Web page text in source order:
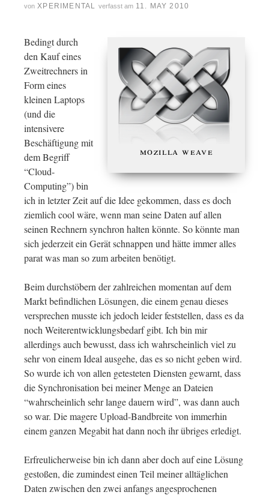
von XPERIMENTAL verfasst am 11. MAY 2010
mozilla weave
Bedingt durch
den Kauf eines
Zweitrechners in
Form eines
kleinen Laptops
(und die
intensivere
Beschäftigung mit
dem Begriff
“Cloud-
Computing”) bin
ich in letzter Zeit auf die Idee gekommen, dass es doch
ziemlich cool wäre, wenn man seine Daten auf allen
seinen Rechnern synchron halten könnte. So könnte man
sich jederzeit ein Gerät schnappen und hätte immer alles
parat was man so zum arbeiten benötigt.
Beim durchstöbern der zahlreichen momentan auf dem
Markt befindlichen Lösungen, die einem genau dieses
versprechen musste ich jedoch leider feststellen, dass es da
noch Weiterentwicklungsbedarf gibt. Ich bin mir
allerdings auch bewusst, dass ich wahrscheinlich viel zu
sehr von einem Ideal ausgehe, das es so nicht geben wird.
So wurde ich von allen getesteten Diensten gewarnt, dass
die Synchronisation bei meiner Menge an Dateien
“wahrscheinlich sehr lange dauern wird”, was dann auch
so war. Die magere Upload-Bandbreite von immerhin
einem ganzen Megabit hat dann noch ihr übriges erledigt.
Erfreulicherweise bin ich dann aber doch auf eine Lösung
gestoßen, die zumindest einen Teil meiner alltäglichen
Daten zwischen den zwei anfangs angesprochenen